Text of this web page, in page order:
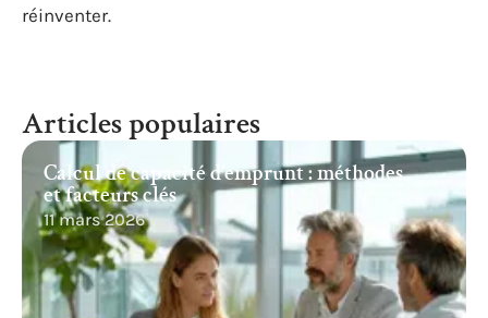
réinventer.
Articles populaires
Calcul de capacité d’emprunt : méthodes
et facteurs clés
11 mars 2026